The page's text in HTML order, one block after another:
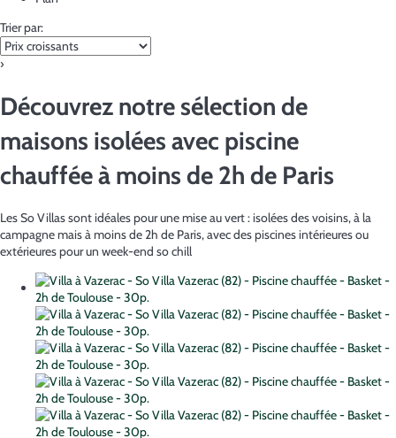
Trier par:
›
Découvrez notre sélection de
maisons isolées avec piscine
chauffée à moins de 2h de Paris
Les So Villas sont idéales pour une mise au vert : isolées des voisins, à la
campagne mais à moins de 2h de Paris, avec des piscines intérieures ou
extérieures pour un week-end so chill